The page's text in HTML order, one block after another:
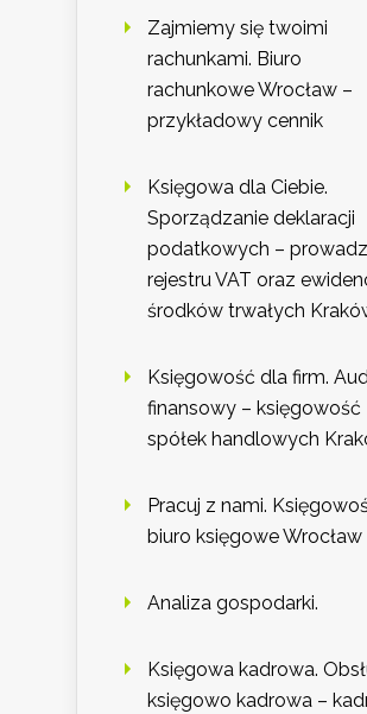
Zajmiemy się twoimi
rachunkami. Biuro
rachunkowe Wrocław –
przykładowy cennik
Księgowa dla Ciebie.
Sporządzanie deklaracji
podatkowych –
rejestru VAT oraz
środków trwałych
Księgowość dla firm.
finansowy – księgowość
spółek handlowych
Pracuj z nami.
biuro księgowe Wrocław
Analiza gospodarki.
Księgowa kadrowa.
księgowo kadrowa –